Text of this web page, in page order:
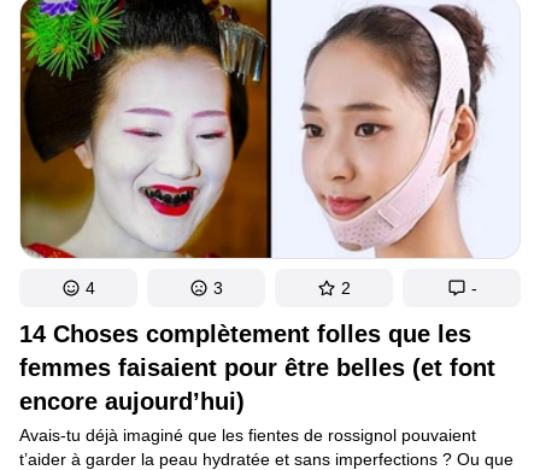
14 Choses complètement folles que les
femmes faisaient pour être belles (et font
encore aujourd’hui)
Avais-tu déjà imaginé que les fientes de rossignol pouvaient
t’aider à garder la peau hydratée et sans imperfections ? Ou que
4 3 2 -